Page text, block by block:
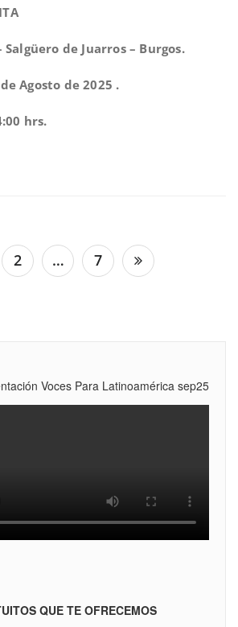
Salgüero de Juarros – Burgos.
Agosto de 2025 .
hrs.
2 … 7
Voces Para Latinoamérica sep25
QUE TE OFRECEMOS